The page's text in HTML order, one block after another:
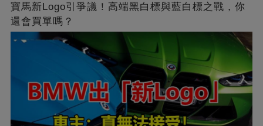
寶馬新Logo引爭議！高端黑白標與藍白標之戰，你
還會買單嗎？